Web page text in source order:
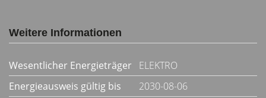
Weitere Informationen
Wesentlicher Energieträger
ELEKTRO
Energieausweis gültig bis
2030-08-06